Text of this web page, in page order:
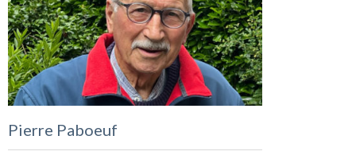
Pierre Paboeuf